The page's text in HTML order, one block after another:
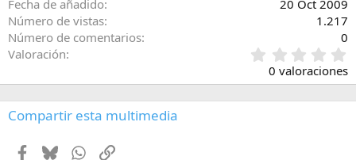
Fecha de añadido
20 Oct 2009
Número de vistas
1.217
Número de comentarios
0
Valoración
,
0
0
0 valoraciones
Compartir esta multimedia
Facebook
BlueskyWhatsApp
Enlace